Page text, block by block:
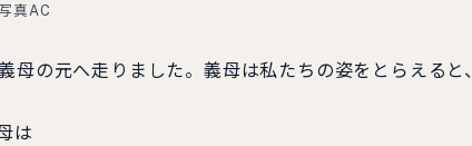
真AC
母の元へ走りました。義母は私たちの姿をとらえると
は